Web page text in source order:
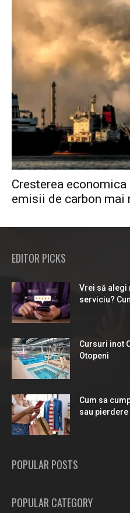
Cresterea
emisii de carbon mai
EDITOR PICKS
Vrei să alegi
serviciu?
Cursuri inot
Otopeni
Cum sa
sau pierdere
POPULAR POSTS
POPULAR CATEGORY